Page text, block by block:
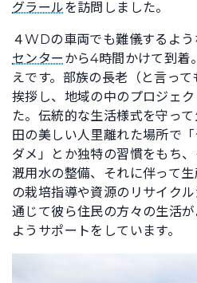
グラールを訪問しました。
４WDの車両でも難儀するよう
センター から4時間かけて到着
えです。部族の長老（と言っ
挨拶し、地域の中のプロジェ
た。伝統的な生活様式を守っ
田の美しい人里離れた場所で
ダメ」とか独特の習慣をもち
漑用水の整備、それに伴って
の栽培指導や資源のリサイク
通じて彼ら住民の方々の生活
ようサポートをしています。